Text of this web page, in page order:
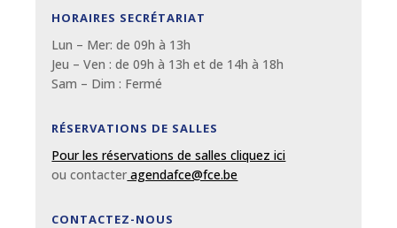
HORAIRES SECRÉTARIAT
Lun – Mer: de 09h à 13h
Jeu – Ven : de 09h à 13h et de 14h à 18h
Sam – Dim : Fermé
RÉSERVATIONS DE SALLES
Pour les réservations de salles cliquez ici
ou contacter agendafce@fce.be
CONTACTEZ-NOUS